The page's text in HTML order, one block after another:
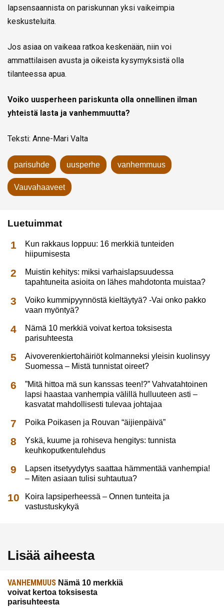
lapsensaannista on pariskunnan yksi vaikeimpia
keskusteluita.
Jos asiaa on vaikeaa ratkoa keskenään, niin voi
ammattilaisen avusta ja oikeista kysymyksistä olla
tilanteessa apua.
Voiko uusperheen pariskunta olla onnellinen ilman
yhteistä lasta ja vanhemmuutta?
Teksti: Anne-Mari Valta
parisuhde uusperhe vanhemmuus
Vauvahaaveet
Luetuimmat
Kun rakkaus loppuu: 16 merkkiä tunteiden
hiipumisesta
Muistin kehitys: miksi varhaislapsuudessa
tapahtuneita asioita on lähes mahdotonta muistaa?
Voiko kummipyynnöstä kieltäytyä? -Vai onko pakko
vaan myöntyä?
Nämä 10 merkkiä voivat kertoa toksisesta
parisuhteesta
Aivoverenkiertohäiriöt kolmanneksi yleisin kuolinsyy
Suomessa – Mistä tunnistat oireet?
”Mitä hittoa mä sun kanssas teen!?” Vahvatahtoinen
lapsi haastaa vanhempia välillä hulluuteen asti –
kasvatat mahdollisesti tulevaa johtajaa
Poika Poikasen ja Rouvan “äijienpäivä”
Yskä, kuume ja rohiseva hengitys: tunnista
keuhkoputkentulehdus
Lapsen itsetyydytys saattaa hämmentää vanhempia!
– Miten asiaan tulisi suhtautua?
Koira lapsiperheessä – Onnen tunteita ja
vastustuskykyä
Lisää aiheesta
VANHEMMUUS Nämä 10 merkkiä
voivat kertoa toksisesta
parisuhteesta